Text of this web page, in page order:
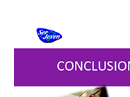
Xclusion